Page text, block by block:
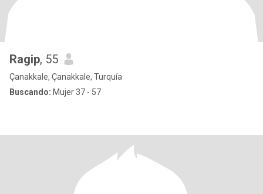
Ragip, 55
Çanakkale, Çanakkale, Turquía
Buscando: Mujer 37 - 57